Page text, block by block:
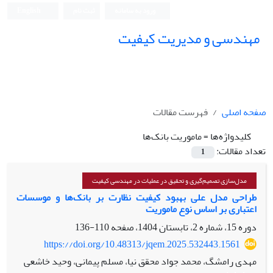
مهندسی و مدیریت کیفیت
صفحه اصلی
فهرست مقالات
کلیدواژه‌ها =ماموریت بانک‌ها
تعداد مقالات:
1
مدل‌سازی تصمیم‌گیری و تحقیق در عملیات در مهندسی کیفیت
طراحی مدل علی بهبود کیفیت نظارت بر بانک‌ها و موسسات
اعتباری بر اساس نوع ماموریت
دوره 15، شماره 2، تابستان 1404، صفحه
110-136
https://doi.org/10.48313/jqem.2025.532443.1561
مهدی رامشگ، محمد جواد محقق نیا، مسلم پیمانی، وحید خاشعی